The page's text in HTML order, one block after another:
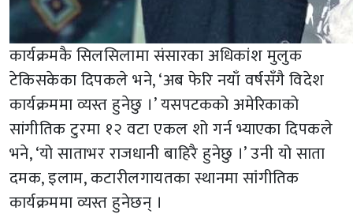
कार्यक्रमकै सिलसिलामा संसारका अधिकांश मुलुक
टेकिसकेका दिपकले भने, ‘अब फेरि नयाँ वर्षसँगै विदेश
कार्यक्रममा व्यस्त हुनेछु ।’ यसपटकको अमेरिकाको
सांगीतिक टुरमा १२ वटा एकल शो गर्न भ्याएका दिपकले
भने, ‘यो साताभर राजधानी बाहिरै हुनेछु ।’ उनी यो साता
दमक, इलाम, कटारीलगायतका स्थानमा सांंगीतिक
कार्यक्रममा व्यस्त हुनेछन् ।